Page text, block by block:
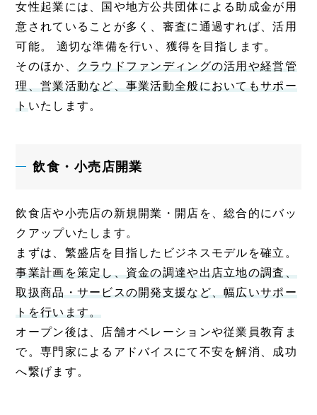
女性起業には、国や地方公共団体による助成金が用
意されていることが多く、審査に通過すれば、活用
可能。 適切な準備を行い、獲得を目指します。
そのほか、 クラウドファンディングの活用や経営管
理、営業活動など、事業活動全般においてもサポー
トいたします。
飲食・小売店開業
飲食店や小売店の新規開業・開店を、総合的にバッ
クアップいたします。
まずは、繁盛店を目指したビジネスモデルを確立。
事業計画を策定し、資金の調達や出店立地の調査、
取扱商品・サービスの開発支援など、幅広いサポー
トを行います。
オープン後は、店舗オペレーションや従業員教育ま
で。専門家によるアドバイスにて不安を解消、成功
へ繋げます。